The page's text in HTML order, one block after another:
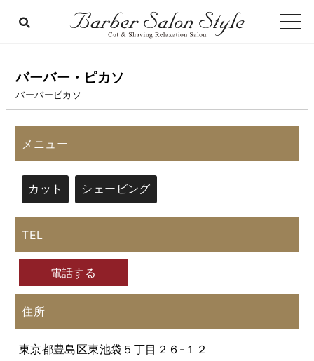
バーバー・ピカソ
バーバーピカソ
メニュー
カット シェービング
TEL
電話する
住所
東京都豊島区東池袋５丁目２６-１２